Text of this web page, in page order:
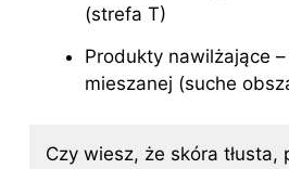
(strefa T)
Produkty nawilżające
mieszanej (suche
Czy wiesz, że skóra tłusta,